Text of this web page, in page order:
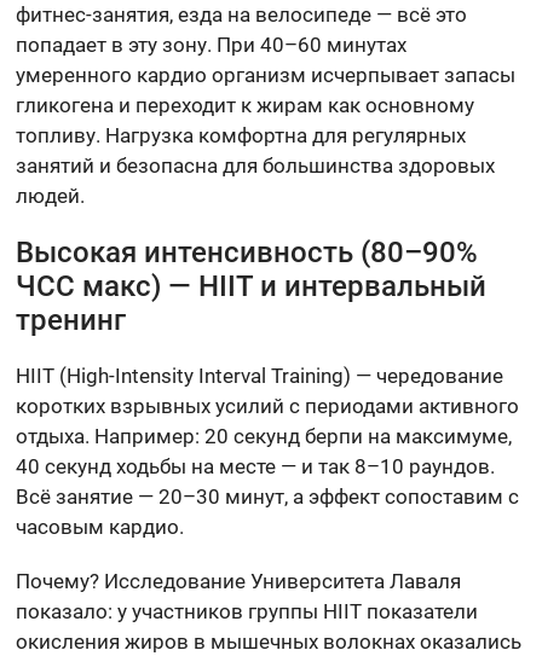
фитнес-занятия, езда на велосипеде — всё это
попадает в эту зону. При 40–60 минутах
умеренного кардио организм исчерпывает запасы
гликогена и переходит к жирам как основному
топливу. Нагрузка комфортна для регулярных
занятий и безопасна для большинства здоровых
людей.
Высокая интенсивность (80–90%
ЧСС макс) — HIIT и интервальный
тренинг
HIIT (High-Intensity Interval Training) — чередование
коротких взрывных усилий с периодами активного
отдыха. Например: 20 секунд берпи на максимуме,
40 секунд ходьбы на месте — и так 8–10 раундов.
Всё занятие — 20–30 минут, а эффект сопоставим с
часовым кардио.
Почему? Исследование Университета Лаваля
показало: у участников группы HIIT показатели
окисления жиров в мышечных волокнах оказались